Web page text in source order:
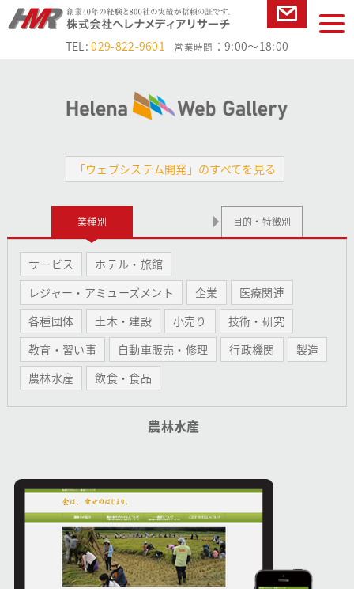
本文へ
わせ
TEL:029-822-9601 営業時間 ：9:00～18:00
「ウェブシステム開発」のすべてを見る
業種別 目的・特徴別
サービス
ホテル・旅館
レジャー・アミューズメント
企業
医療関連
各種団体
土木・建設 小売り
技術・研究
教育・習い事
自動車販売・修理 行政機関
製造
農林水産
飲食・食品
農林水産